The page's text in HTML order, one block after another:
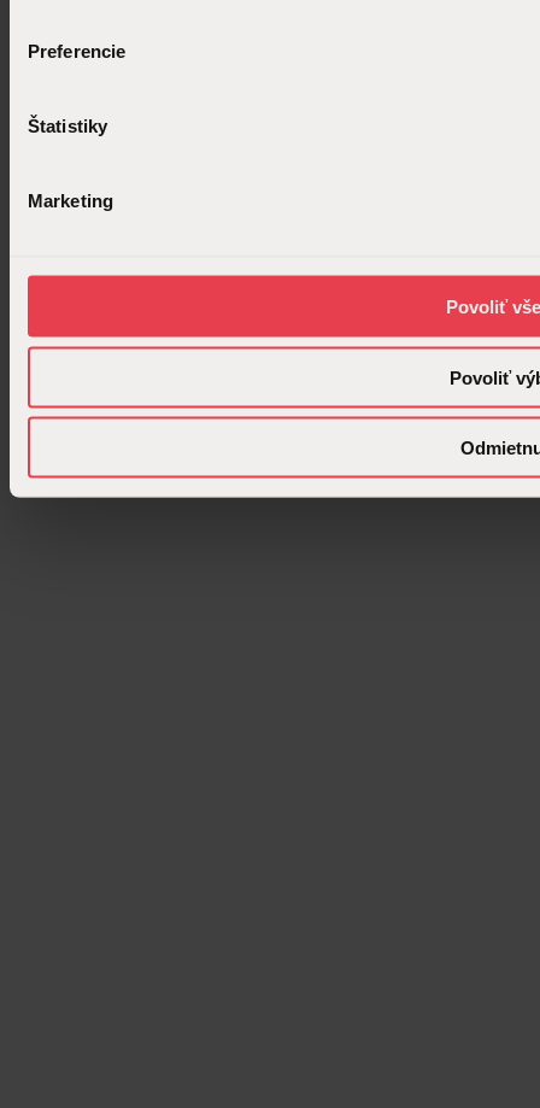
Preferencie
Štatistiky
Marketing
Povoliť
Povoliť